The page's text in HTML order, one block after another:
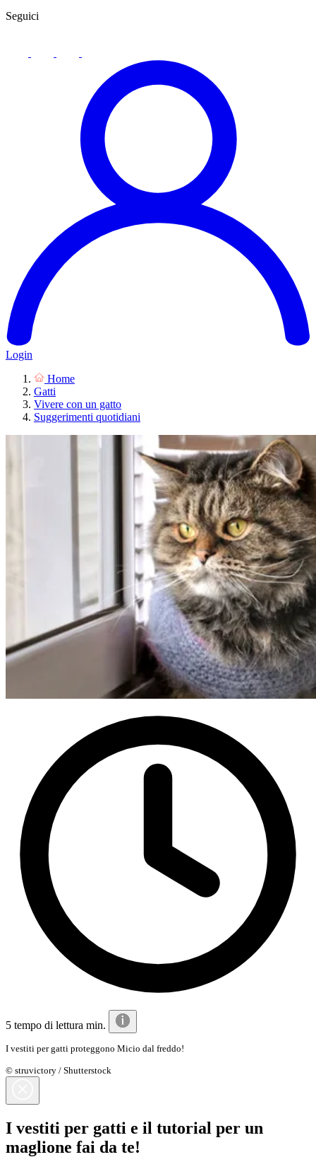
Seguici
Login
Home
Gatti
Vivere con un gatto
Suggerimenti quotidiani
5 tempo di lettura min.
I vestiti per gatti proteggono Micio dal freddo!
© struvictory / Shutterstock
I vestiti per gatti e il tutorial per un
maglione fai da te!